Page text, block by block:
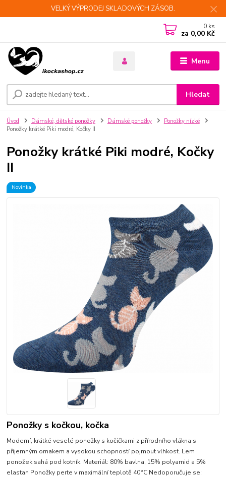
VELKÝ VÝPRODEJ SKLADOVÝCH ZÁSOB.
Menu
Hledat
0 ks
za 0,00 Kč
Úvod Dámské, dětské ponožky Dámské ponožky
Ponožky nízké
Ponožky krátké Piki modré, Kočky II
Ponožky krátké Piki modré, Kočky
II
Novinka
Ponožky s kočkou, kočka
Moderní, krátké veselé ponožky s kočičkami z přírodního vlákna s
příjemným omakem a vysokou schopností pojmout vlhkost. Lem
ponožek sahá pod kotník. Materiál: 80% bavlna, 15% polyamid a 5%
elastan Ponožky perte v maximální teplotě 40°C Nedoporučuje se: